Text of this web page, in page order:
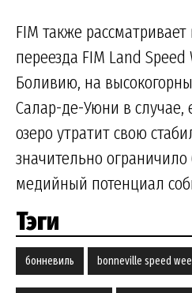
FIM также
переезда FIM Land
Боливию, на
Салар-де-Уюни в случае,
озеро утратит свою
значительно
медийный потенциал
Тэги
бонневиль bonneville speed